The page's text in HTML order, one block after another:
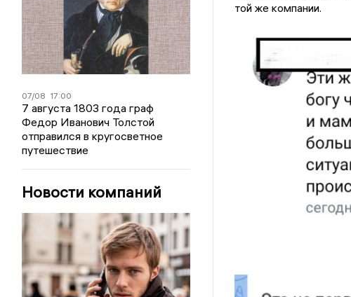
07/08 17:00
7 августа 1803 года граф
Федор Иванович Толстой
отправился в кругосветное
путешествие
Новости компаний
той же компании.